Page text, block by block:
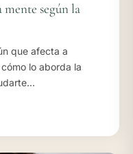
según la
que afecta a
lo aborda la